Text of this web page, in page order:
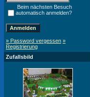
Beim nächsten Besuch
automatisch anmelden?
» Password vergessen »
Registrierung
Zufallsbild